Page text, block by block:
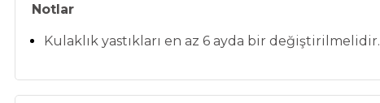
Notlar
Kulaklık yastıkları en az 6 ayda bir değiştirilmelidir.